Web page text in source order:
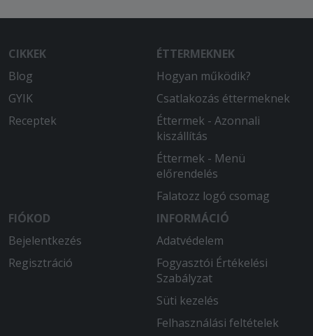
CIKKEK
Blog
GYIK
Receptek
ÉTTERMEKNEK
Hogyan működik?
Csatlakozás éttermeknek
Éttermek - Azonnali
kiszállítás
Éttermek - Menü
előrendelés
Falatozz logó csomag
FIÓKOD
Bejelentkezés
Regisztráció
INFORMÁCIÓ
Adatvédelem
Fogyasztói Értékelési
Szabályzat
Süti kezelés
Felhasználási feltételek